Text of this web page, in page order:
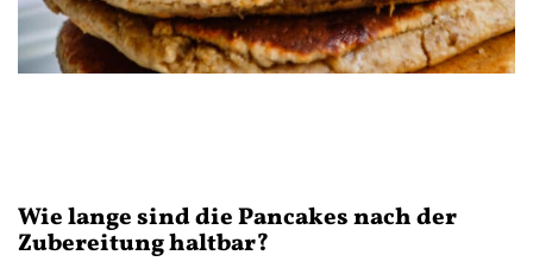
Wie lange sind die Pancakes nach der
Zubereitung haltbar?